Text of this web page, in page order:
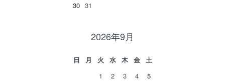
30 31
2026年9月
日 月 火 水 木 金
土
1
2 3 4
5